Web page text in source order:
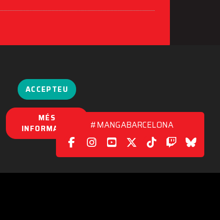
#MANGABARCELONA
ACCEPTEU
MÉS
INFORMACIÓ